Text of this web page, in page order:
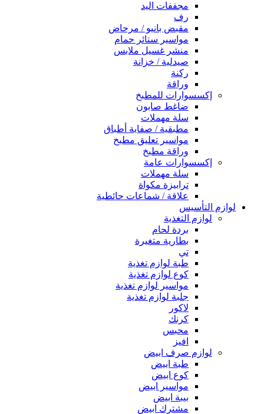
مجففات اليد
رف
مقبض بانيو / مرحاض
مواسير ستائر حمام
منشر غسيل ملابس
صيدلية / خزانة
ركنة
وراقة
إكسسوارات للمطبخ
ضاغط صابون
سلة مهملات
مطبقية / صفاية أطباق
مواسير تعليق مطبخ
وراقة مطبخ
إكسسوارات عامة
سلة مهملات
ترابيزة مكواة
علاقة / شماعات حائطية
لوازم التأسيس
لوازم التغذية
بردة لحام
بطارية متغيرة
تي
طبة لوازم تغذية
كوع لوازم تغذية
مواسير لوازم تغذية
جلبة لوازم تغذية
لاكور
كرنك
محبس
افيز
لوازم صرف ابيض
طبة ابيض
كوع ابيض
مواسير ابيض
بيبة ابيض
مشترك ابيض